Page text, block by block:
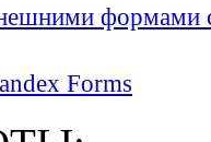
формами
Forms